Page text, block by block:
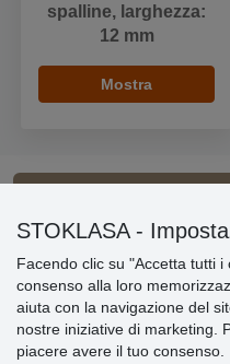
spalline, larghezza:
12 mm
Mostra
Informazioni importanti
» Impostazioni dei cookie
» Termini & Condizioni
» Informativa sulla Privacy
» Consegna e pagamento
» Garanzia e resi
STOKLASA -
Facendo clic su "Accetta tutti i
consenso alla loro
aiuta con la navigazione del
nostre iniziative di marketing.
piacere avere il tuo consenso.